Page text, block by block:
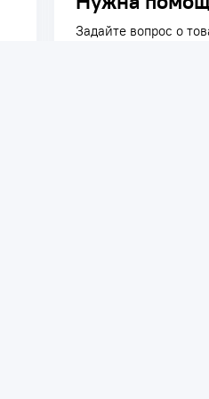
Задайте вопрос о